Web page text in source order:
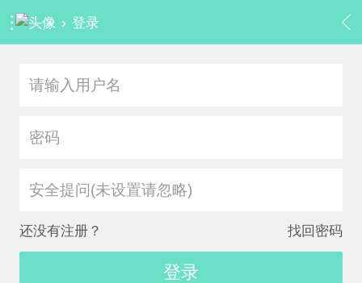
› 登录
安全提问(未设置请忽略)
还没有注册？ 找回密码
登录